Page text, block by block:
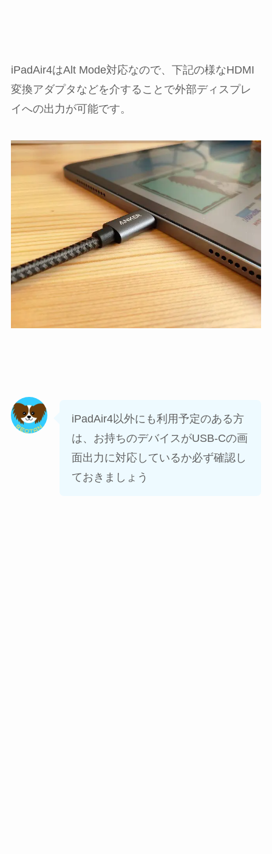
iPadAir4はAlt Mode対応なので、下記の様なHDMI
変換アダプタなどを介することで外部ディスプレ
イへの出力が可能です。
iPadAir4以外にも利用予定のある方
は、お持ちのデバイスがUSB-Cの画
面出力に対応しているか必ず確認し
ておきましょう